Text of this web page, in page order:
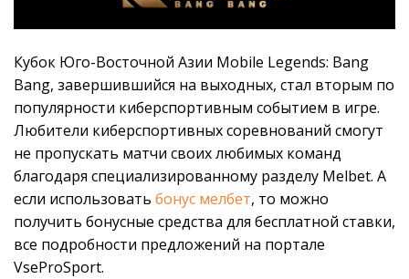
Кубок Юго-Восточной Азии Mobile Legends: Bang
Bang, завершившийся на выходных, стал вторым по
популярности киберспортивным событием в игре.
Любители киберспортивных соревнований смогут
не пропускать матчи своих любимых команд
благодаря специализированному разделу Melbet. А
если использовать бонус мелбет, то можно
получить бонусные средства для бесплатной ставки,
все подробности предложений на портале
VseProSport.